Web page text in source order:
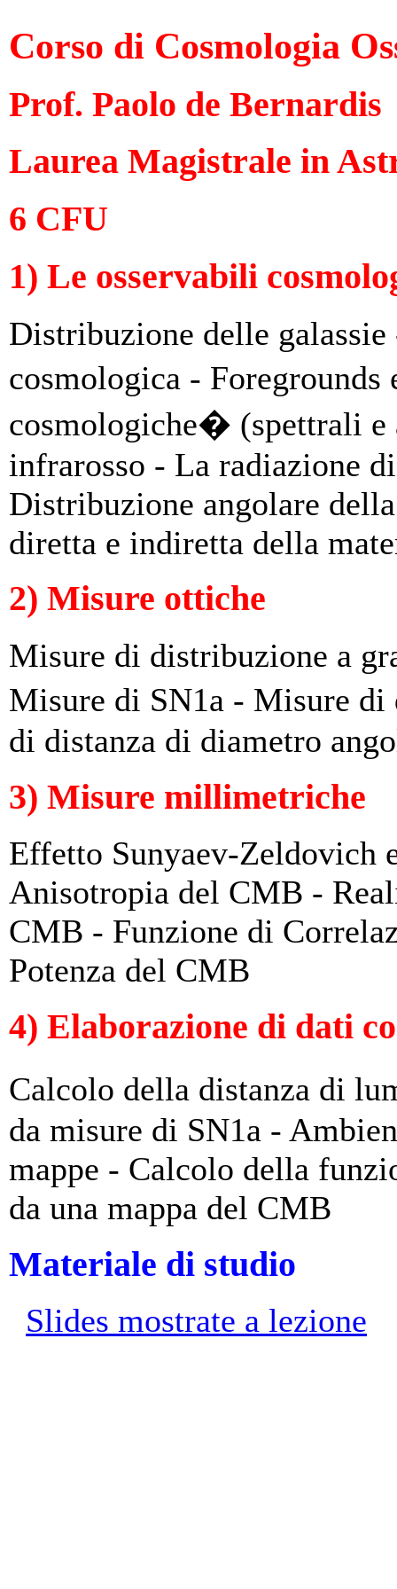
Corso di Cosmologia
Prof. Paolo de Bernardis
Laurea Magistrale in
6 CFU
1) Le osservabili
Distribuzione delle
cosmologica -
cosmologiche� (spettrali
infrarosso - La radiazione
Distribuzione angolare
diretta e indiretta della
2) Misure ottiche
Misure di distribuzione a
Misure di SN1a - Misure
di distanza di diametro
3) Misure millimetriche
Effetto Sunyaev-Zeldovich
Anisotropia del CMB -
CMB - Funzione di
Potenza del CMB
4) Elaborazione di dati
Calcolo della distanza di
da misure di SN1a -
mappe - Calcolo della
da una mappa del CMB
Materiale di studio
Slides mostrate a lezione